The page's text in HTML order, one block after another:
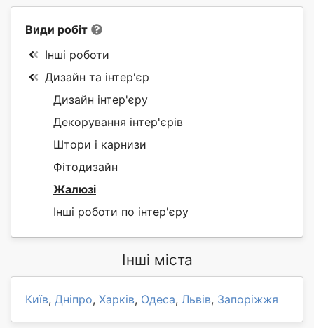
Види робіт
Інші роботи
Дизайн та інтер'єр
Дизайн інтер'єру
Декорування інтер'єрів
Штори і карнизи
Фітодизайн
Жалюзі
Інші роботи по інтер'єру
Інші міста
Київ, Дніпро, Харків, Одеса, Львів, Запоріжжя